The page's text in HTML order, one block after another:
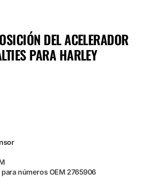
DEL ACELERADOR
PARA HARLEY
números OEM 2765906